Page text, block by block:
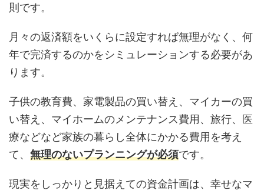
則です。
月々の返済額をいくらに設定すれば無理がなく、何
年で完済するのかをシミュレーションする必要があ
ります。
子供の教育費、家電製品の買い替え、マイカーの買
い替え、マイホームのメンテナンス費用、旅行、医
療などなど家族の暮らし全体にかかる費用を考え
て、 無理のないプランニングが必須です。
現実をしっかりと見据えての資金計画は、幸せなマ